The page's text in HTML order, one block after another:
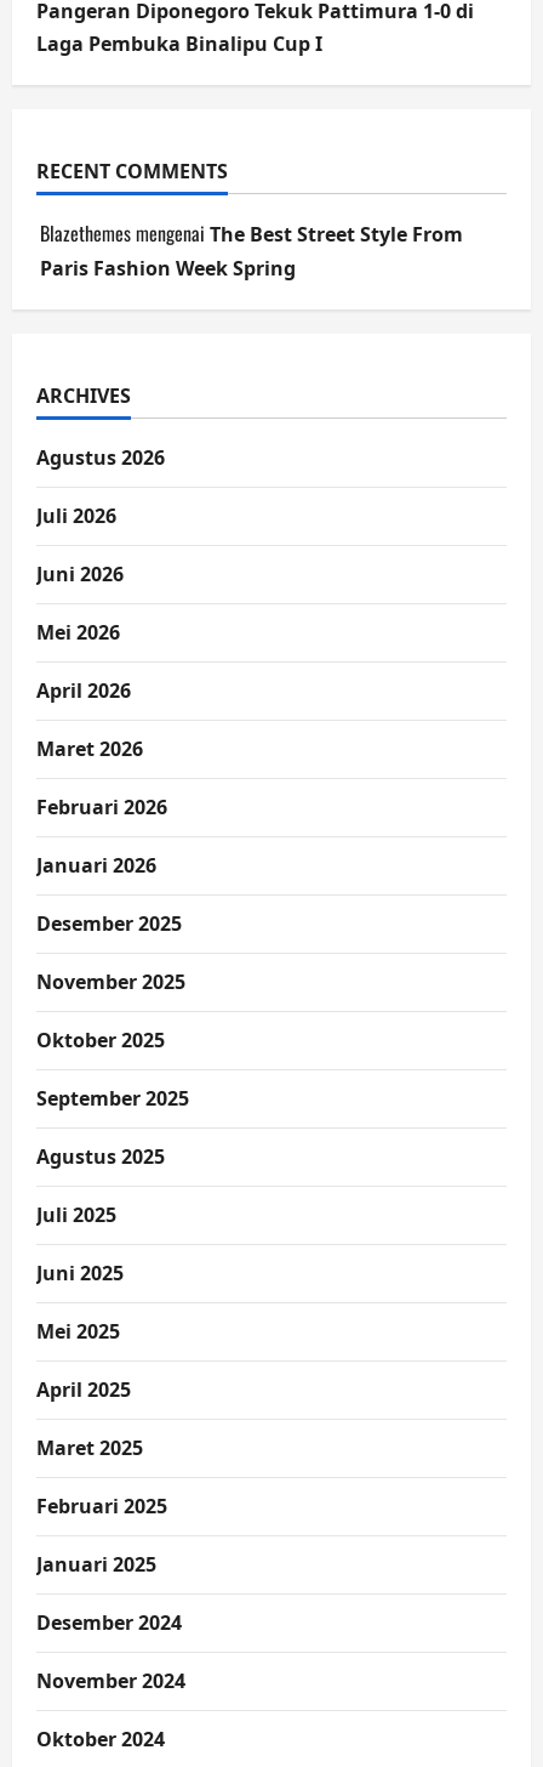
Pangeran Diponegoro Tekuk Pattimura 1-0 di
Laga Pembuka Binalipu Cup I
RECENT COMMENTS
Blazethemesmengenai The Best Street Style From
Paris Fashion Week Spring
ARCHIVES
Agustus 2026
Juli 2026
Juni 2026
Mei 2026
April 2026
Maret 2026
Februari 2026
Januari 2026
Desember 2025
November 2025
Oktober 2025
September 2025
Agustus 2025
Juli 2025
Juni 2025
Mei 2025
April 2025
Maret 2025
Februari 2025
Januari 2025
Desember 2024
November 2024
Oktober 2024